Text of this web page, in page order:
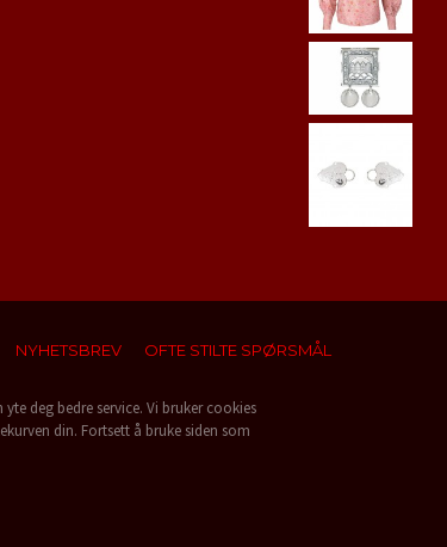
NYHETSBREV OFTE STILTE SPØRSMÅL
deg bedre service. Vi bruker cookies
din. Fortsett å bruke siden som